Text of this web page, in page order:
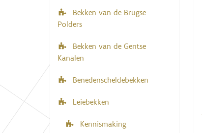
a
v
g
t
Bekken van de Brugse
Polders
Bekken van de Gentse
Kanalen
Benedenscheldebekken
Leiebekken
Kennismaking